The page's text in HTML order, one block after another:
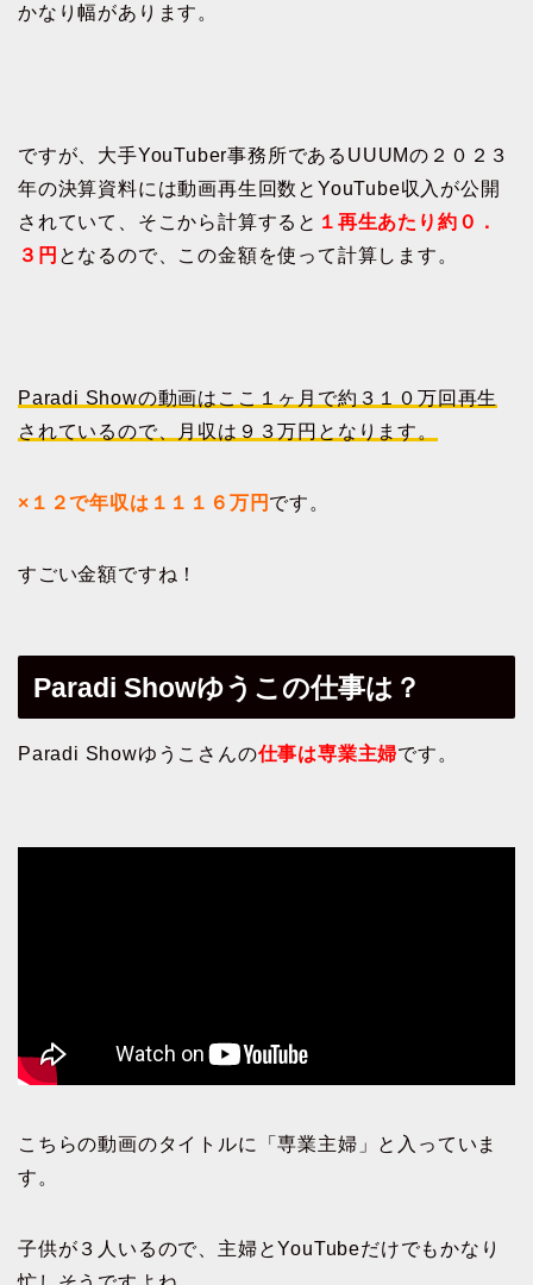
かなり幅があります。
ですが、大手YouTuber事務所であるUUUMの２０２３
年の決算資料には動画再生回数とYouTube収入が公開
されていて、そこから計算すると １再生あたり約０．
３円 となるので、この金額を使って計算します。
Paradi Showの動画はここ１ヶ月で約３１０万回再生
されているので、月収は９３万円となります。
×１２で年収は１１１６万円 です。
すごい金額ですね！
Paradi Showゆうこの仕事は？
Paradi Showゆうこさんの仕事は専業主婦です。
こちらの動画のタイトルに「専業主婦」と入っていま
す。
子供が３人いるので、主婦とYouTubeだけでもかなり